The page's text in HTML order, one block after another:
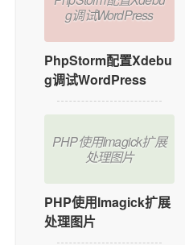
g调试WordPress
PhpStorm配置Xdebu
g调试WordPress
PHP使用Imagick扩展
处理图片
PHP使用Imagick扩展
处理图片